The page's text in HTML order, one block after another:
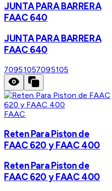
JUNTA PARA BARRERA
FAAC 640
JUNTA PARA BARRERA
FAAC 640
70951057095105
FAAC
Reten Para Piston de
FAAC 620 y FAAC 400
Reten Para Piston de
FAAC 620 y FAAC 400